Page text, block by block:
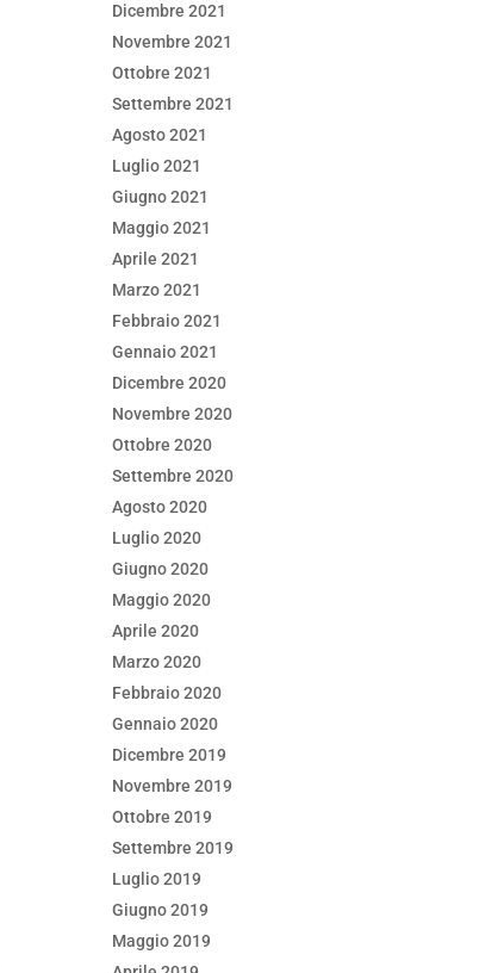
Dicembre 2021
Novembre 2021
Ottobre 2021
Settembre 2021
Agosto 2021
Luglio 2021
Giugno 2021
Maggio 2021
Aprile 2021
Marzo 2021
Febbraio 2021
Gennaio 2021
Dicembre 2020
Novembre 2020
Ottobre 2020
Settembre 2020
Agosto 2020
Luglio 2020
Giugno 2020
Maggio 2020
Aprile 2020
Marzo 2020
Febbraio 2020
Gennaio 2020
Dicembre 2019
Novembre 2019
Ottobre 2019
Settembre 2019
Luglio 2019
Giugno 2019
Maggio 2019